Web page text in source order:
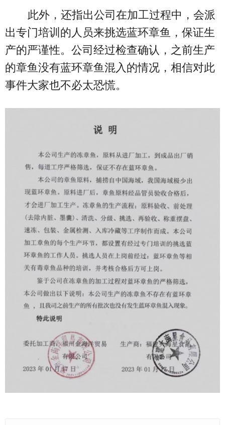
此外，还指出公司在加工过程中，会派
出专门培训的人员来挑选蓝环章鱼，保证生
产的严谨性。公司经过检查确认，之前生产
的章鱼没有蓝环章鱼混入的情况，相信对此
事件大家也不必太恐慌。